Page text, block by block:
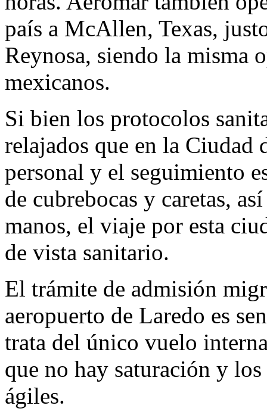
país a McAllen, Texas,
Reynosa, siendo la misma
mexicanos.
Si bien los protocolos
relajados que en la
personal y el seguimiento
de cubrebocas y caretas,
manos, el viaje por esta
de vista sanitario.
El trámite de admisión
aeropuerto de Laredo es
trata del único vuelo
que no hay saturación y
ágiles.